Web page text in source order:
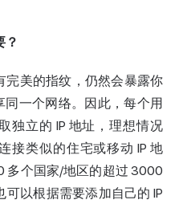
？
完美的指纹，仍然会暴露你
一个网络。因此，每个用
独立的 IP 地址，理想情况
接类似的住宅或移动 IP 地
多个国家/地区的超过 3000
可以根据需要添加自己的 IP